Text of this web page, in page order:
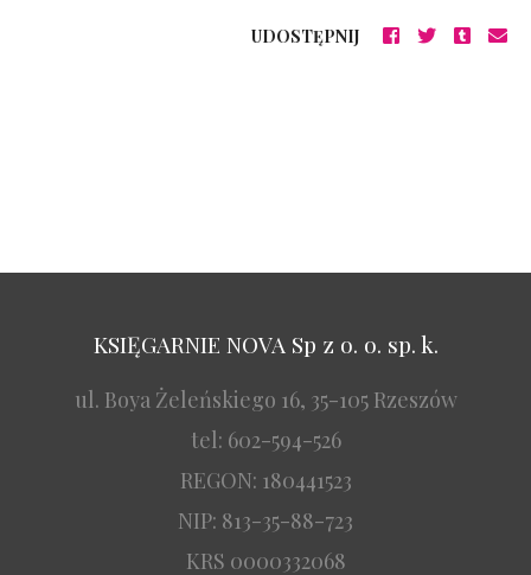
UDOSTĘPNIJ
KSIĘGARNIE NOVA Sp z o. o. sp. k.
ul. Boya Żeleńskiego 16, 35-105 Rzeszów
tel: 602-594-526
REGON: 180441523
NIP: 813-35-88-723
KRS 0000332068